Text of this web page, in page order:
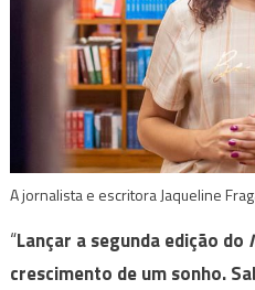
A jornalista e escritora Jaqueline
“Lançar a segunda edição do
crescimento de um sonho.